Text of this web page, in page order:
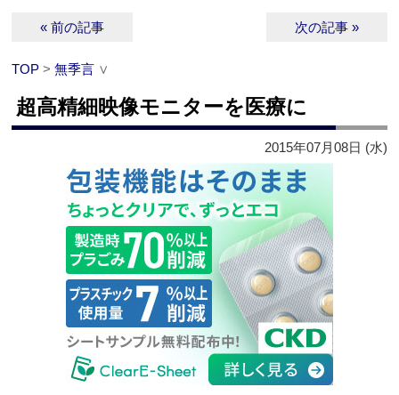
« 前の記事 次の記事 »
TOP >無季言 ∨
超高精細映像モニターを医療に
2015年07月08日 (水)